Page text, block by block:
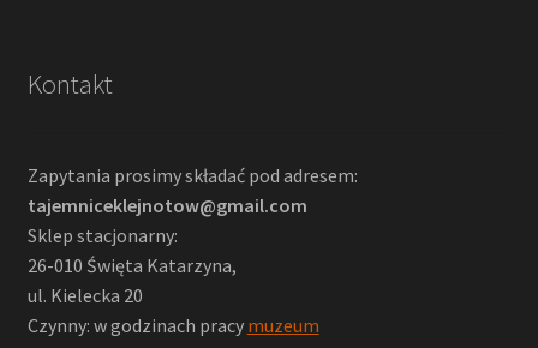
Kontakt
Zapytania prosimy składać pod adresem:
tajemniceklejnotow@gmail.com
Sklep stacjonarny:
26-010 Święta Katarzyna,
ul. Kielecka 20
Czynny: w godzinach pracy muzeum